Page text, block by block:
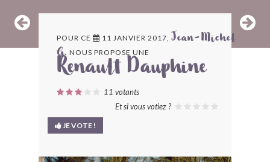
ARCHIVES
LES CONTRIBUTEURS
LE BLOG
BONJOURLAVIEILLE ?
POUR CE 11 JANVIER 2017, Jean-Michel
G. NOUS PROPOSE UNE
Renault Dauphine
11 votants
Et si vous votiez ?
JE VOTE !